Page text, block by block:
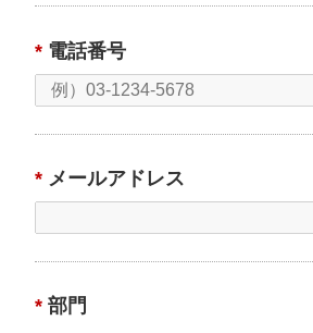
析と、お客さまにより適したサービス
2. 個人情報の第三者への提供について
当社では、原則として次の（1）から
を除き、お客さまの個人情報を第三者
それ以外で第三者に提供する必要が生
ため、関係する業務提携先に必要な情
ただく場合。
* 電話番号
* メールアドレス
* 部門